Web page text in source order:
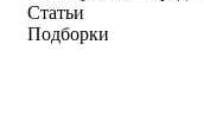
Статьи
Подборки